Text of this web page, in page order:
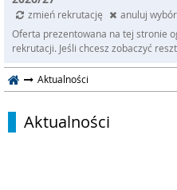
zmień rekrutację
anuluj wybór
Oferta prezentowana na tej stronie
rekrutacji. Jeśli chcesz zobaczyć
Aktualności
Aktualności